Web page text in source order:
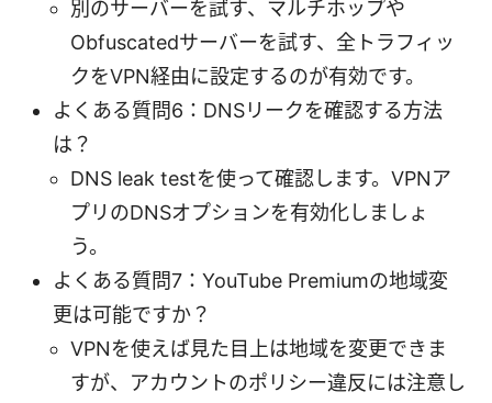
別のサーバーを試す、マルチホップや
Obfuscatedサーバーを試す、全トラフィッ
クをVPN経由に設定するのが有効です。
よくある質問6：DNSリークを確認する方法
は？
DNS leak testを使って確認します。VPNア
プリのDNSオプションを有効化しましょ
う。
よくある質問7：YouTube Premiumの地域変
更は可能ですか？
VPNを使えば見た目上は地域を変更できま
すが、アカウントのポリシー違反には注意し